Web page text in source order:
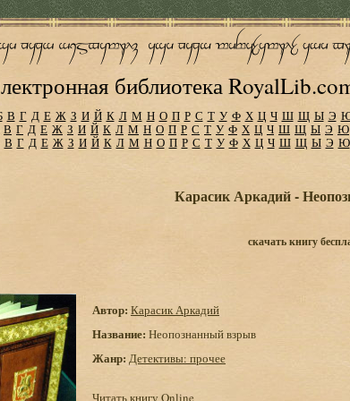
библиотека
В Г Д Е Ж З И Й К Л М Н О П Р С Т У Ф Х Ц Ч Ш Щ Ы Э
В Г Д Е Ж З И Й К Л М Н О П Р С Т У Ф Х Ц Ч Ш Щ Ы Э Ю
В Г Д Е Ж З И Й К Л М Н О П Р С Т У Ф Х Ц Ч Ш Щ Ы Э Ю
Карасик Аркадий -
скачать книгу
Автор: Карасик Аркадий
Название: Неопознанный взрыв
Жанр: Детективы: прочее
Читать книгу Online